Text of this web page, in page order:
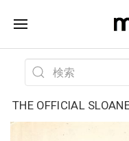
THE OFFICIAL